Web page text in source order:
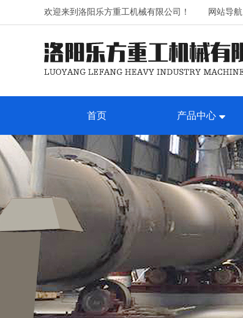
欢迎来到洛阳乐方重工机械有限公司！ 网站导航
首页 产品中心